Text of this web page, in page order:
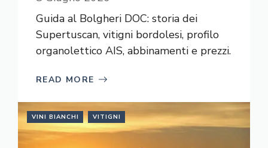
Guida al Bolgheri DOC: storia dei
Supertuscan, vitigni bordolesi, profilo
organolettico AIS, abbinamenti e prezzi.
READ MORE
VINI BIANCHI VITIGNI